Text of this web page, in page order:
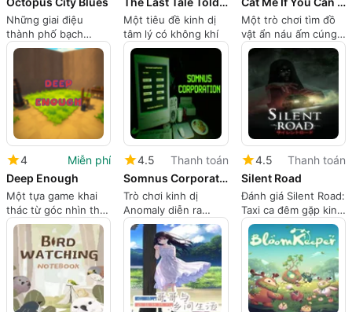
Những giai điệu
thành phố bạch
tuộc: Một cuộc
trên lưng một con
bạch tuộc sống
Một tiêu đề kinh dị
tâm lý có không khí
Một trò chơi tìm đồ
vật ẩn náu ấm cúng
với sự xuất hiện của
4
Miễn phí
Deep Enough
Một tựa game khai
thác từ góc nhìn thứ
nhất đầy phiêu lưu
4.5
Thanh toán
Somnus Corporation
Trò chơi kinh dị
Anomaly diễn ra
trong một giấc mơ
4.5
Thanh toán
Silent Road
Đánh giá Silent Road:
Taxi ca đêm gặp kinh
dị tâm lý Nhật Bản